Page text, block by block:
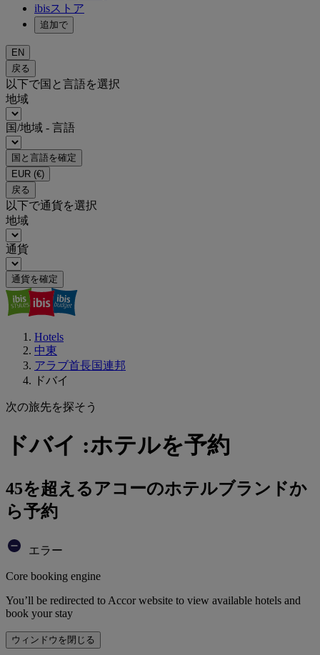
ibisストア
追加で
EN
戻る
以下で国と言語を選択
地域
国/地域 - 言語
国と言語を確定
EUR (€)
戻る
以下で通貨を選択
地域
通貨
通貨を確定
Hotels
中東
アラブ首長国連邦
ドバイ
次の旅先を探そう
ドバイ :ホテルを予約
45を超えるアコーのホテルブランドか
ら予約
エラー
Core booking engine
You’ll be redirected to Accor website to view available hotels and
book your stay
ウィンドウを閉じる